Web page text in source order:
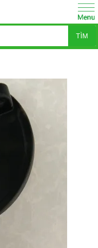
TÌM